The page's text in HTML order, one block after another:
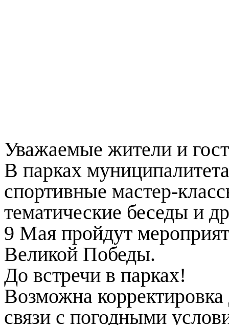
Уважаемые жители и
В парках
спортивные мастер-
тематические беседы и
9 Мая пройдут
Великой Победы.
До встречи в парках!
Возможна
связи с погодными